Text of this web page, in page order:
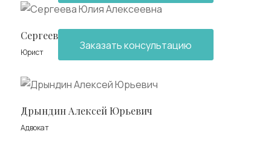
Сергеева Юлия Алексеевна
Юрист
Дрындин Алексей Юрьевич
Адвокат
Заказать консультацию